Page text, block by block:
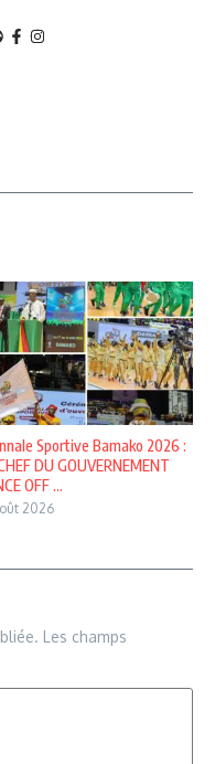
Sportive Bamako 2026 :
DU GOUVERNEMENT
OFF ...
2026
Les champs